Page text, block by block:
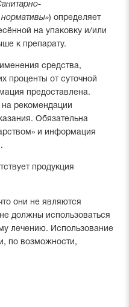
) определяет
на упаковку и/или
к препарату.
средства,
проценты от суточной
предоставлена.
на рекомендации
Обязательна
и информация
продукция
они не являются
должны использоваться
лечению. Использование
по возможности,